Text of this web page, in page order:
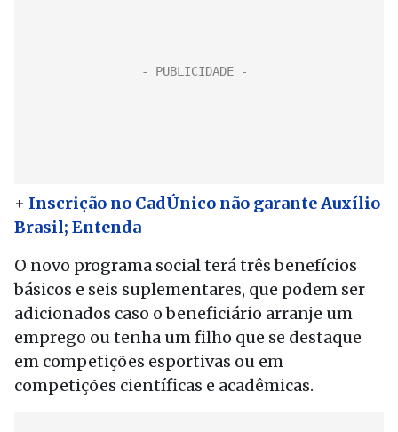
+ Inscrição no CadÚnico não garante Auxílio
Brasil; Entenda
O novo programa social terá três benefícios
básicos e seis suplementares, que podem ser
adicionados caso o beneficiário arranje um
emprego ou tenha um filho que se destaque
em competições esportivas ou em
competições científicas e acadêmicas.